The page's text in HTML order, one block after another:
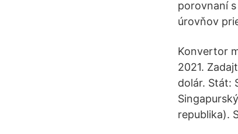
porovnaní
úrovňov
Konvertor
2021.
dolár. Stát:
republika).